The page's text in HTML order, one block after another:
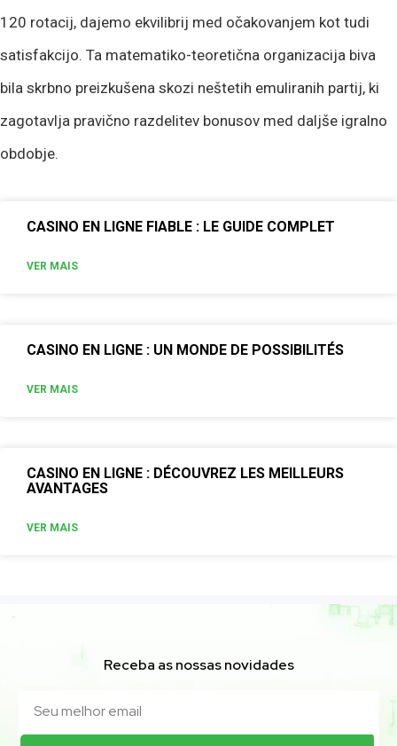
120 rotacij, dajemo ekvilibrij med očakovanjem kot tudi
satisfakcijo. Ta matematiko-teoretična organizacija biva
bila skrbno preizkušena skozi neštetih emuliranih partij, ki
zagotavlja pravično razdelitev bonusov med daljše igralno
obdobje.
CASINO EN LIGNE FIABLE : LE GUIDE COMPLET
VER MAIS
CASINO EN LIGNE : UN MONDE DE POSSIBILITÉS
VER MAIS
CASINO EN LIGNE : DÉCOUVREZ LES MEILLEURS
AVANTAGES
VER MAIS
Receba as nossas novidades